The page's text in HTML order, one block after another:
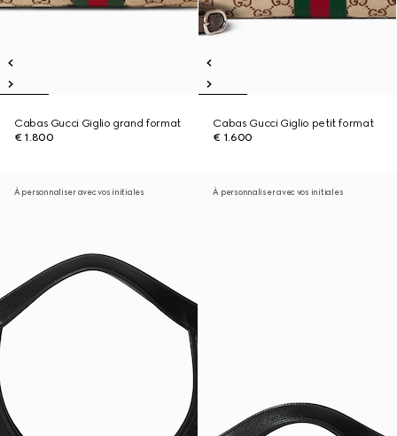
Cabas Gucci Giglio grand format
€ 1.800
Cabas Gucci Giglio petit format
€ 1.600
À personnaliser avec vos initiales À personnaliser avec vos initiales